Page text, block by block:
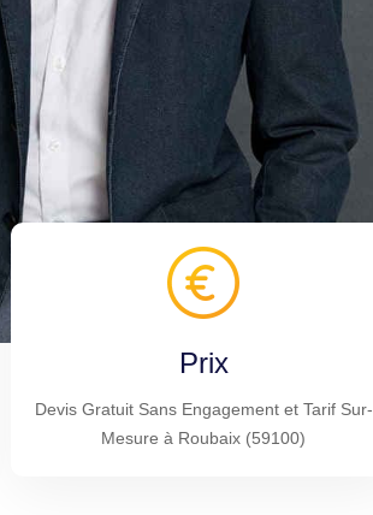
Prix
Devis Gratuit Sans Engagement et Tarif Sur-
Mesure à Roubaix (59100)